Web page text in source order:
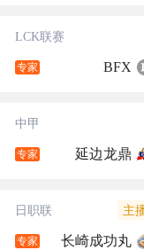
LCK联赛
专家 BFX
中甲
专家 延边龙鼎
日职联 主
专家 长崎成功丸